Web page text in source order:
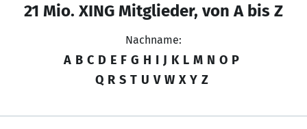
21 Mio. XING Mitglieder, von A bis Z
Nachname:
A B C D E F G H I J K L M N O P
Q R S T U V W X Y Z